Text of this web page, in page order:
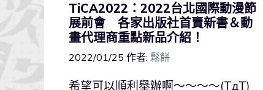
TiCA2022：2022台北國際動漫節
展前會 各家出版社首賣新書＆動
畫代理商重點新品介紹！
2022/01/25 作者: 鬆餅
希望可以順利舉辦啊～～～～(TдT)